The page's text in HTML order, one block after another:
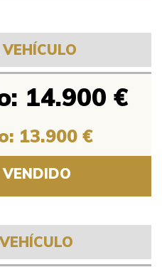
14.900 €
13.900 €
VENDIDO